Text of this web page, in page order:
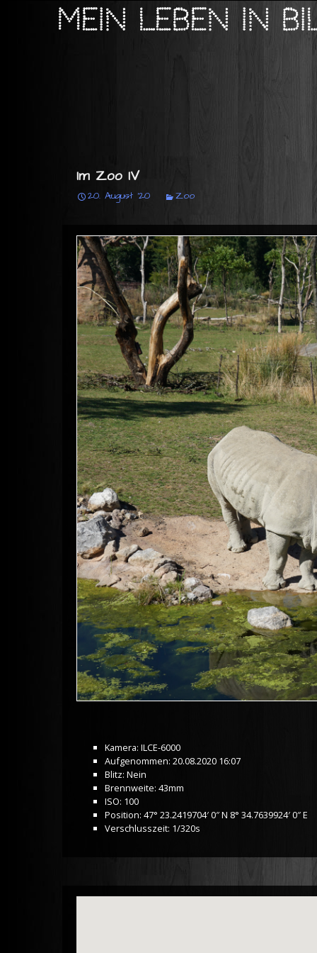
Mein Leben in
Im Zoo IV
20. August '20 Zoo
Kamera: ILCE-6000
Aufgenommen: 20.08.2020 16:07
Blitz: Nein
Brennweite: 43mm
ISO: 100
Position: 47° 23.2419704′ 0″ N 8° 34.7639924′ 0″ E
Verschlusszeit: 1/320s